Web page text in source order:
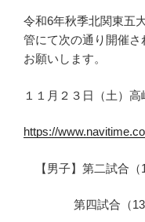
令和6年秋季北関東五
管にて次の通り開催
お願いします。
１１月２３日（土）
https://
【男子】第二試合
第四試合（13：